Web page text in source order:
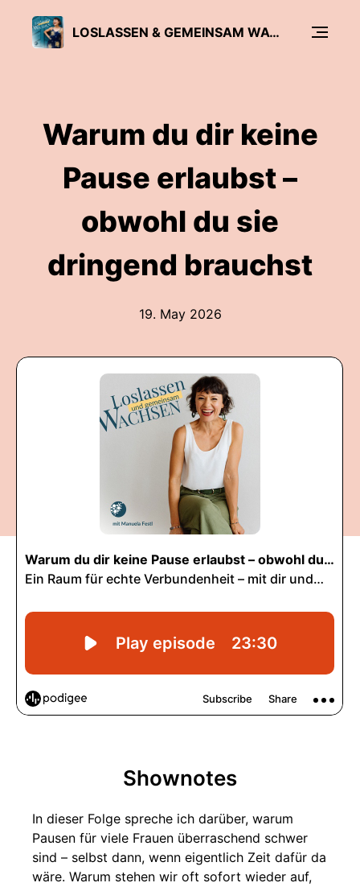
LOSLASSEN & GEMEINSAM WACHSEN
Warum du dir keine
Pause erlaubst –
obwohl du sie
dringend brauchst
19. May 2026
Shownotes
In dieser Folge spreche ich darüber, warum
Pausen für viele Frauen überraschend schwer
sind – selbst dann, wenn eigentlich Zeit dafür da
wäre. Warum stehen wir oft sofort wieder auf,